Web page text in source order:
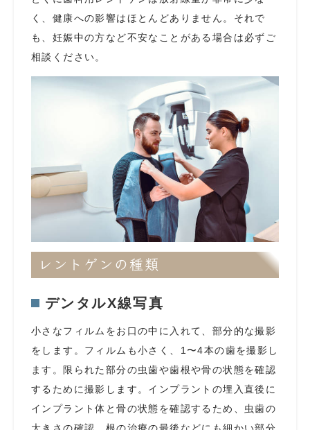
く、健康への影響はほとんどありません。それで
も、妊娠中の方など不安なことがある場合は必ずご
相談ください。
レントゲンの種類
デンタルX線写真
小さなフィルムをお口の中に入れて、部分的な撮影
をします。フィルムも小さく、1〜4本の歯を撮影し
ます。限られた部分の虫歯や歯根や骨の状態を確認
するために撮影します。インプラントの埋入直後に
インプラント体と骨の状態を確認するため、虫歯の